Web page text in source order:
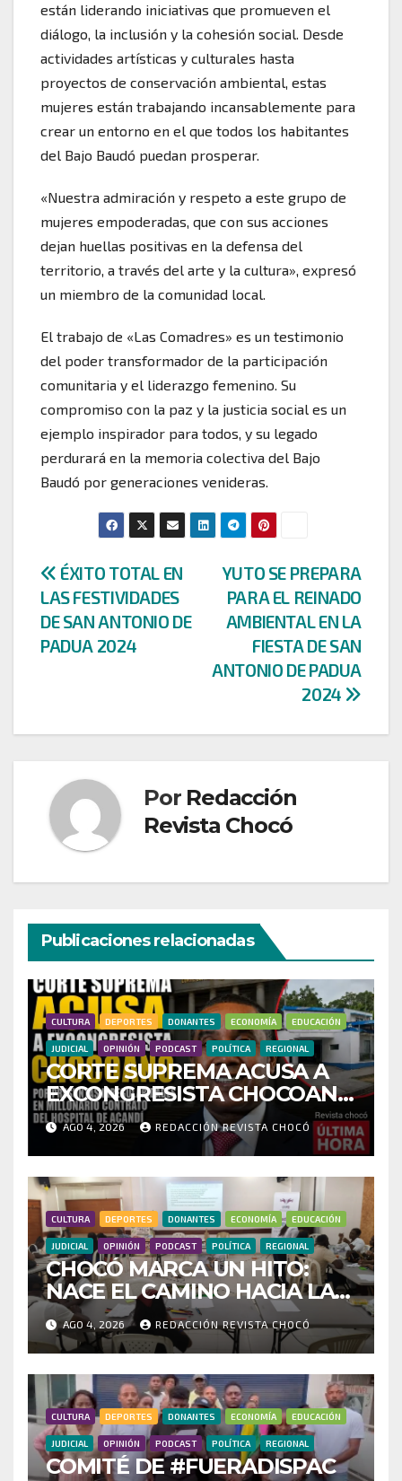
están liderando iniciativas que promueven el
diálogo, la inclusión y la cohesión social. Desde
actividades artísticas y culturales hasta
proyectos de conservación ambiental, estas
mujeres están trabajando incansablemente para
crear un entorno en el que todos los habitantes
del Bajo Baudó puedan prosperar.
«Nuestra admiración y respeto a este grupo de
mujeres empoderadas, que con sus acciones
dejan huellas positivas en la defensa del
territorio, a través del arte y la cultura», expresó
un miembro de la comunidad local.
El trabajo de «Las Comadres» es un testimonio
del poder transformador de la participación
comunitaria y el liderazgo femenino. Su
compromiso con la paz y la justicia social es un
ejemplo inspirador para todos, y su legado
perdurará en la memoria colectiva del Bajo
Baudó por generaciones venideras.
Navegación
de
entradas
YUTO SE PREPARA
PARA EL REINADO
AMBIENTAL EN LA
FIESTA DE SAN
ANTONIO DE PADUA
2024
ÉXITO TOTAL EN
LAS FESTIVIDADES
DE SAN ANTONIO DE
PADUA 2024
Por Redacción
Revista Chocó
Publicaciones relacionadas
CULTURA DEPORTES DONANTES ECONOMÍA EDUCACIÓN
JUDICIAL OPINIÓN PODCAST POLÍTICA REGIONAL
CORTE SUPREMA ACUSA A
EXCONGRESISTA CHOCOANO
POR PRESUNTAS
IRREGULARIDADES EN
MILLONARIO CONTRATO
DEL HOSPITAL DE ACANDÍ
AGO 4, 2026 REDACCIÓN REVISTA CHOCÓ
CULTURA DEPORTES DONANTES ECONOMÍA EDUCACIÓN
JUDICIAL OPINIÓN PODCAST POLÍTICA REGIONAL
CHOCÓ MARCA UN HITO:
NACE EL CAMINO HACIA LA
RED DEPARTAMENTAL DE
BUSCADORES POR LA
VERDAD Y LA ESPERANZA
AGO 4, 2026 REDACCIÓN REVISTA CHOCÓ
CULTURA DEPORTES DONANTES ECONOMÍA EDUCACIÓN
JUDICIAL OPINIÓN PODCAST POLÍTICA REGIONAL
COMITÉ DE #FUERADISPAC